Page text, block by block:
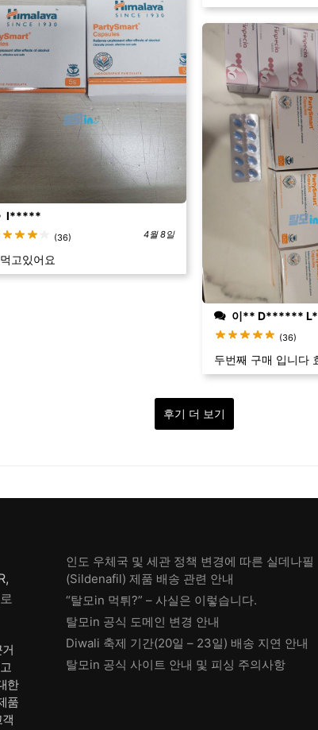
l*****
(36) 4월 8일
고있어요
이** D******
(36)
두번째 구매 입니다
후기 더 보기
한
품
인도 우체국 및 세관 정책 변경에 따른 실데나필
(Sildenafil) 제품 배송 관련 안내
“탈모in 먹튀?” – 사실은 이렇습니다.
탈모in 공식 도메인 변경 안내
Diwali 축제 기간(20일 – 23일) 배송 지연 안내
탈모in 공식 사이트 안내 및 피싱 주의사항